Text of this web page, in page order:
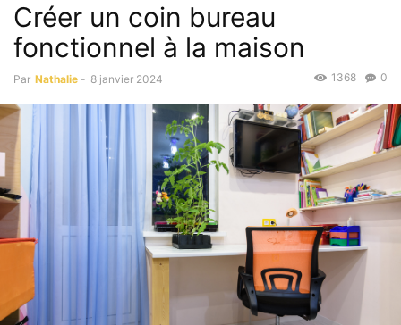
Créer un coin bureau
fonctionnel à la maison
Par Nathalie - 8 janvier 2024 0
1368